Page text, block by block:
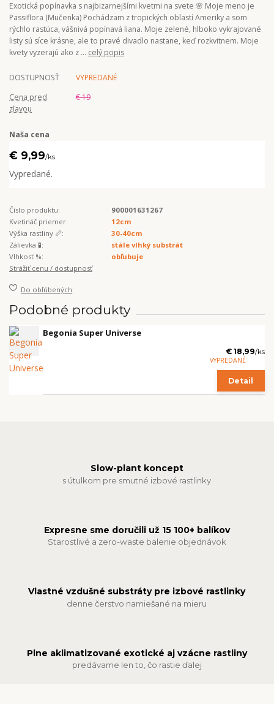
Exotická popínavka s najbizarnejšími kvetmi na svete 🌸 Moje meno je
Passiflora (Mučenka) Pochádzam z tropických oblastí Ameriky a som
rýchlo rastúca, vášnivá popínavá liana. Moje zelené, hlboko vykrajované
listy sú síce krásne, ale to pravé divadlo nastane, keď rozkvitnem. Moje
kvety vyzerajú ako z ... celý popis
DOSTUPNOSŤ
VYPREDANÉ
Cena pred
zľavou
€ 19
Naša cena
€ 9,99/ks
Vypredané.
Číslo produktu:
900001631267
Kvetináč priemer:
12cm
Výška rastliny 📏:
30-40cm
Zálievka 🧪:
stále vlhký substrát
Vlhkosť %:
obľubuje
Strážiť cenu / dostupnosť
Do obľúbených
Podobné produkty
Begonia Super Universe
€ 18,99/ks
VYPREDANÉ
Detail
Slow-plant koncept
s útulkom pre smutné izbové rastlinky
Expresne sme doručili už 15 100+ balíkov
Starostlivé a zero-waste balenie objednávok
Vlastné vzdušné substráty pre izbové rastlinky
denne čerstvo namiešané na mieru
Plne aklimatizované exotické aj vzácne rastliny
predávame len to, čo rastie ďalej